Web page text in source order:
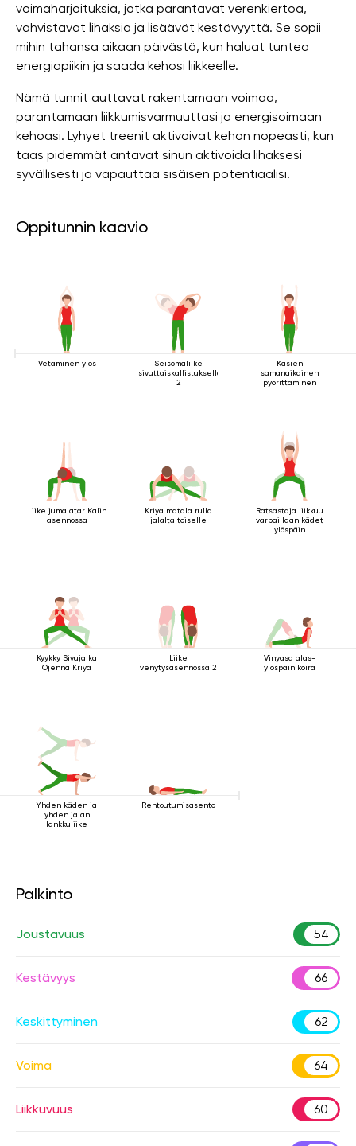
voimaharjoituksia, jotka parantavat verenkiertoa,
vahvistavat lihaksia ja lisäävät kestävyyttä. Se sopii
mihin tahansa aikaan päivästä, kun haluat tuntea
energiapiikin ja saada kehosi liikkeelle.
Nämä tunnit auttavat rakentamaan voimaa,
parantamaan liikkumisvarmuuttasi ja energisoimaan
kehoasi. Lyhyet treenit aktivoivat kehon nopeasti, kun
taas pidemmät antavat sinun aktivoida lihaksesi
syvällisesti ja vapauttaa sisäisen potentiaalisi.
Oppitunnin kaavio
Vetäminen ylös
Seisomaliike
sivuttaiskallistuksella
2
Käsien
samanaikainen
pyörittäminen
Liike jumalatar Kalin
asennossa
Kriya matala rulla
jalalta toiselle
Ratsastaja liikkuu
varpaillaan kädet
ylöspäin
Kyykky Sivujalka
Ojenna Kriya
Liike
venytysasennossa 2
Vinyasa alas-
ylöspäin koira
Yhden käden ja
yhden jalan
lankkuliike
Rentoutumisasento
Palkinto
Joustavuus 54
Kestävyys 66
Keskittyminen 62
Voima 64
Liikkuvuus 60